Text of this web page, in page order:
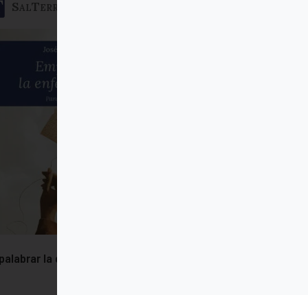
SalTerrae
la enfermedad